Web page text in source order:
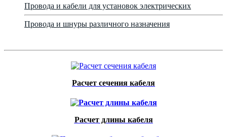
Провода и кабели для установок электрических
Провода и шнуры различного назначения
Расчет сечения кабеля
Расчет длины кабеля